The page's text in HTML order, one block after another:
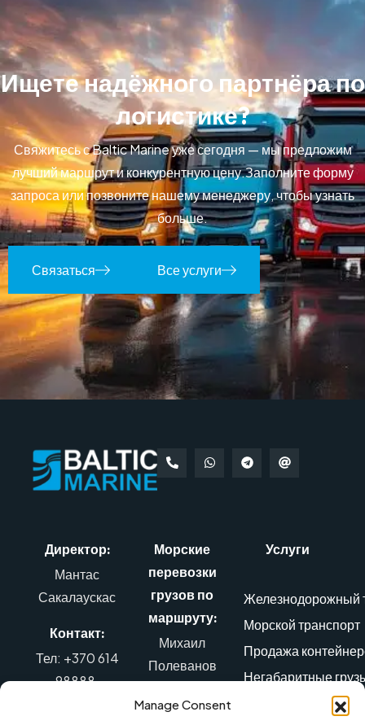
Manage Consent
Ищетенадёжногопартнёрапо
логистике?
Свяжитесь с Baltic Marine уже сегодня — мы предложим
лучший маршрут и конкурентную цену.Заполните форму
запроса или позвоните нашему менеджеру, чтобы узнать
больше.
Связаться Все услуги
Директор:
Мантас
Сакалаускас
Контакт:
Тел: +370 614
98888,
Морские
перевозки
грузов по
маршруту:
Михаил
Полеванов
Контакт:
Услуги
Железнодорожный
Морской транспорт
Продажа
Негабаритные
Воздушный